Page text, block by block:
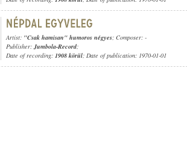
Artist: "Csak hamisan" humoros négyes; Composer: -
Publisher:Jumbola-Record;
Date of recording: 1908 körül; Date of publication: 1970-01-01